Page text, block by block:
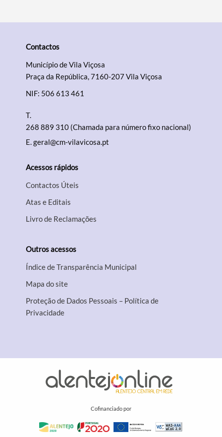
Contactos
Município de Vila Viçosa
Praça da República, 7160-207 Vila Viçosa
NIF: 506 613 461
T.
268 889 310 (Chamada para número fixo nacional)
E.geral@cm-vilavicosa.pt
Acessos rápidos
Contactos Úteis
Atas e Editais
Livro de Reclamações
Outros acessos
Índice de Transparência Municipal
Mapa do site
Proteção de Dados Pessoais – Política de
Privacidade
Cofinanciado por